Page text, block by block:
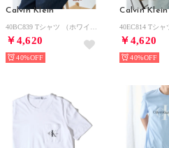
Calvin Klein
￥4,620
40%
Calvin Klein
￥4,620
40%